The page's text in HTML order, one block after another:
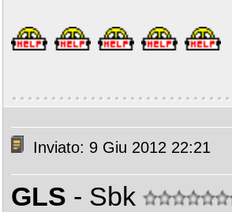
Inviato: 9 Giu 2012 22:21
GLS - Sbk